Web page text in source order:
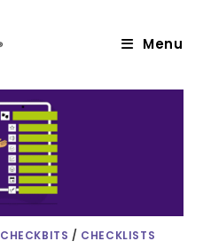
Menu
CHECKBITS / CHECKLISTS